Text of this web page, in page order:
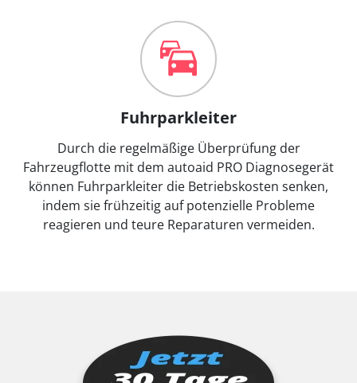
Fuhrparkleiter
Durch die regelmäßige Überprüfung der
Fahrzeugflotte mit dem autoaid PRO Diagnosegerät
können Fuhrparkleiter die Betriebskosten senken,
indem sie frühzeitig auf potenzielle Probleme
reagieren und teure Reparaturen vermeiden.